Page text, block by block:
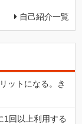
自己紹介一覧
ットになる。き
1回以上利用する